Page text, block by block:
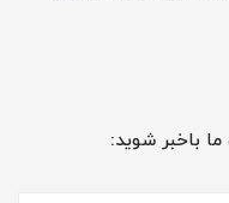
باخبر شوید: